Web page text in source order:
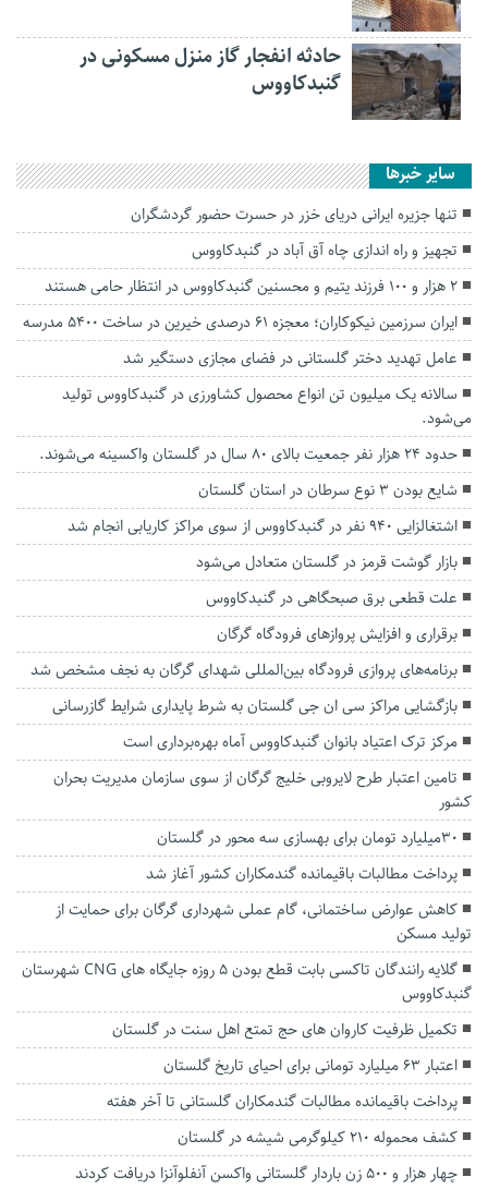
حادثه انفجار گاز منزل مسکونی در
گنبدکاووس
سایر خبرها
تنها جزیره ایرانی دریای خزر در حسرت حضور گردشگران
تجهیز و راه اندازی چاه آق آباد در گنبدکاووس
۲ هزار و ۱۰۰ فرزند یتیم و محسنین گنبدکاووس در انتظار حامی هستند
ایران سرزمین نیکوکاران؛ معجزه ۶۱ درصدی خیرین در ساخت ۵۴۰۰ مدرسه
عامل تهدید دختر گلستانی در فضای مجازی دستگیر شد
سالانه یک میلیون تن انواع محصول کشاورزی در گنبدکاووس تولید
می‌شود.
حدود ۲۴ هزار نفر جمعیت بالای ۸۰ سال در گلستان واکسینه می‌شوند.
شایع بودن ۳ نوع سرطان در استان گلستان
اشتغالزایی ۹۴۰ نفر در گنبدکاووس از سوی مراکز کاریابی انجام شد
بازار گوشت قرمز در گلستان متعادل می‌شود
علت قطعی برق صبحگاهی در گنبدکاووس
برقراری و افزایش پرواز‌های فرودگاه گرگان
برنامه‌های پروازی فرودگاه بین‌المللی شهدای گرگان به نجف مشخص شد
بازگشایی مراکز سی ان جی گلستان به شرط پایداری شرایط گازرسانی
مرکز ترک اعتیاد بانوان گنبدکاووس آماه بهره‌برداری است
تامین اعتبار طرح لایروبی خلیج گرگان از سوی سازمان مدیریت بحران
کشور
۳۰میلیارد تومان برای بهسازی سه محور در گلستان
پرداخت مطالبات باقیمانده گندمکاران کشور آغاز شد
کاهش عوارض ساختمانی، گام عملی شهرداری گرگان برای حمایت از
تولید مسکن
گلایه رانندگان تاکسی بابت قطع بودن ۵ روزه جایگاه های CNG شهرستان
گنبدکاووس
تکمیل ظرفیت کاروان های حج تمتع اهل سنت در گلستان
اعتبار ۶۳ میلیارد تومانی برای احیای تاریخ گلستان
پرداخت باقیمانده مطالبات گندمکاران گلستانی تا آخر هفته
کشف محموله ۲۱۰ کیلوگرمی شیشه در گلستان
چهار هزار و ۵۰۰ زن باردار گلستانی واکسن آنفلوآنزا دریافت کردند